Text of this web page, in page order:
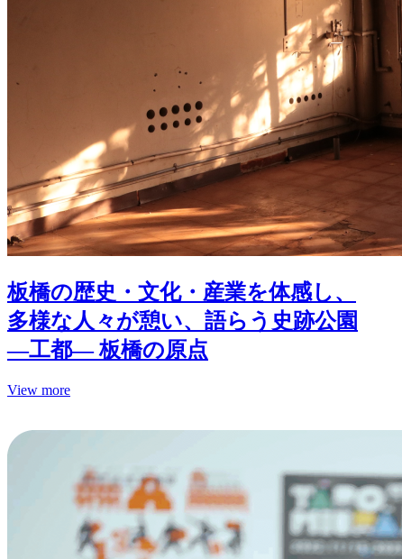
板橋の歴史・文化・産業を体感し、
多様な人々が憩い、語らう史跡公園
—工都— 板橋の原点
View more